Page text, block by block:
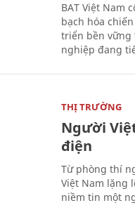
BAT Việt Nam
bạch hóa
triển bền vững
nghiệp đang
THỊ TRƯỜNG
Người
điện
Từ phòng thí
Việt Nam lặng
niềm tin một